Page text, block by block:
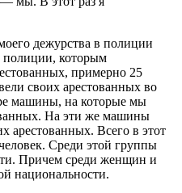
дежурства в полиции
полиции, которым
примерно 25
своих арестованных во
машины, на которые мы
На эти же машины
арестованных. Всего в этот
Среди этой группы
Причем среди женщин и
национальности.